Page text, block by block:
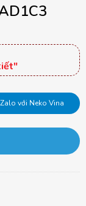
với Neko Vina